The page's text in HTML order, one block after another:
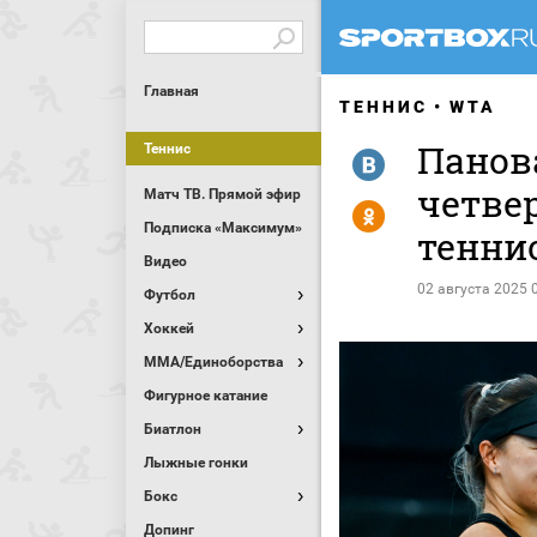
Главная
Теннис
Матч ТВ. Прямой эфир
Подписка «Максимум»
Видео
Футбол
Хоккей
MMA/Единоборства
Фигурное катание
Биатлон
Лыжные гонки
Бокс
Допинг
ТЕННИС WTA
02 августа 2025
R
Y